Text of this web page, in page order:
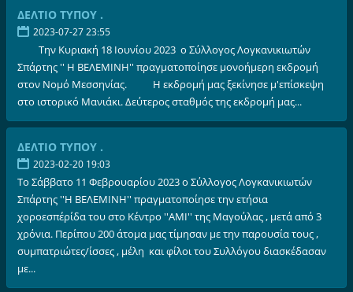
ΔΕΛΤΙΟ ΤΥΠΟΥ .
2023-07-27 23:55
Την Κυριακή 18 Ιουνίου 2023 ο Σύλλογος Λογκανικιωτών
Σπάρτης '' Η ΒΕΛΕΜΙΝΗ'' πραγματοποίησε μονοήμερη εκδρομή
στον Νομό Μεσσηνίας. Η εκδρομή μας ξεκίνησε μ'επίσκεψη
στο ιστορικό Μανιάκι. Δεύτερος σταθμός της εκδρομή μας...
ΔΕΛΤΙΟ ΤΥΠΟΥ .
2023-02-20 19:03
Το Σάββατο 11 Φεβρουαρίου 2023 ο Σύλλογος Λογκανικιωτών
Σπάρτης ''Η ΒΕΛΕΜΙΝΗ'' πραγματοποίησε την ετήσια
χοροεσπέρίδα του στο Κέντρο ''ΑΜΙ'' της Μαγούλας , μετά από 3
χρόνια. Περίπου 200 άτομα μας τίμησαν με την παρουσία τους ,
συμπατριώτες/ίσσες , μέλη και φίλοι του Συλλόγου διασκέδασαν
με...